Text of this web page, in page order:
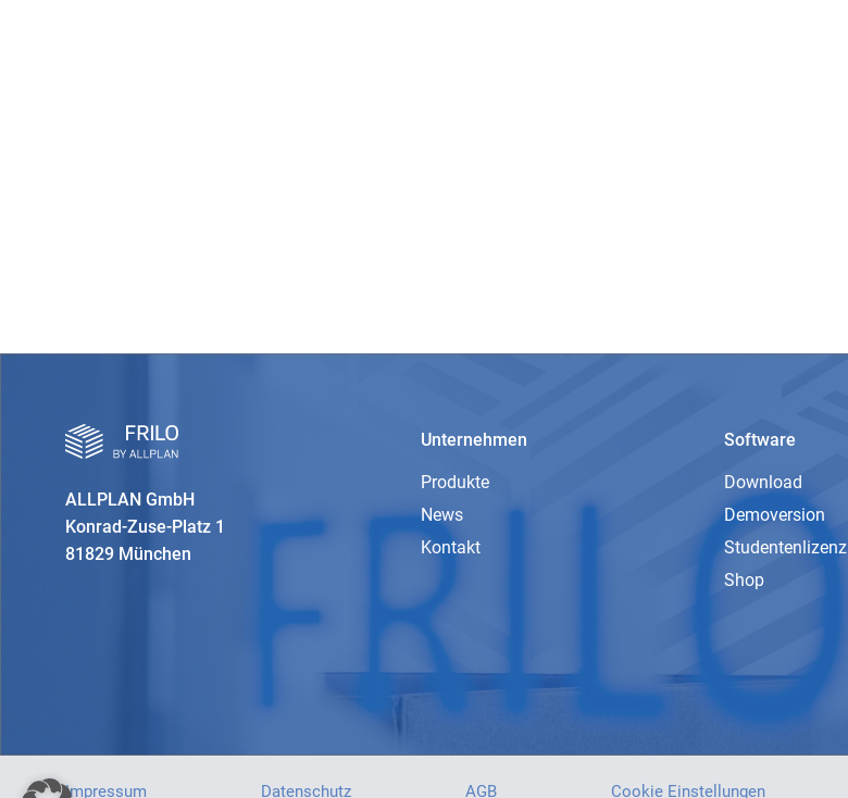
ALLPLAN GmbH
Konrad-Zuse-Platz 1
81829 München
Unternehmen
Produkte
News
Kontakt
Software
Download
Demoversion
Studentenlizenz
Shop
Impressum Datenschutz AGB Cookie Einstellungen